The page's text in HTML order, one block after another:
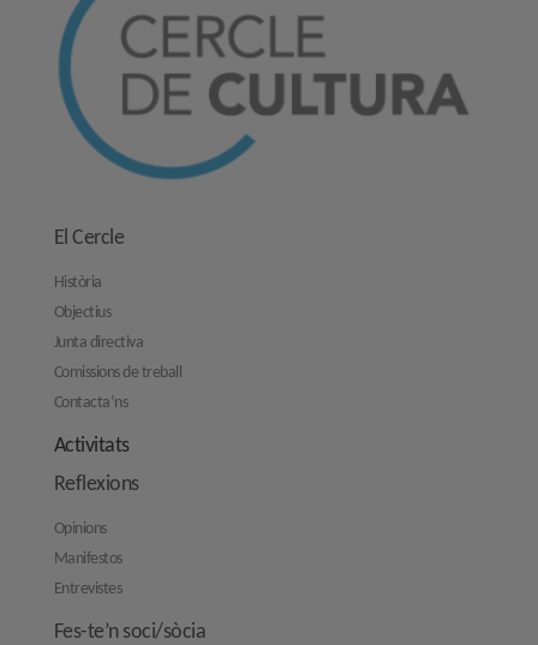
El Cercle
Història
Objectius
Junta directiva
Comissions de treball
Contacta’ns
Activitats
Reflexions
Opinions
Manifestos
Entrevistes
Fes-te’n soci/sòcia